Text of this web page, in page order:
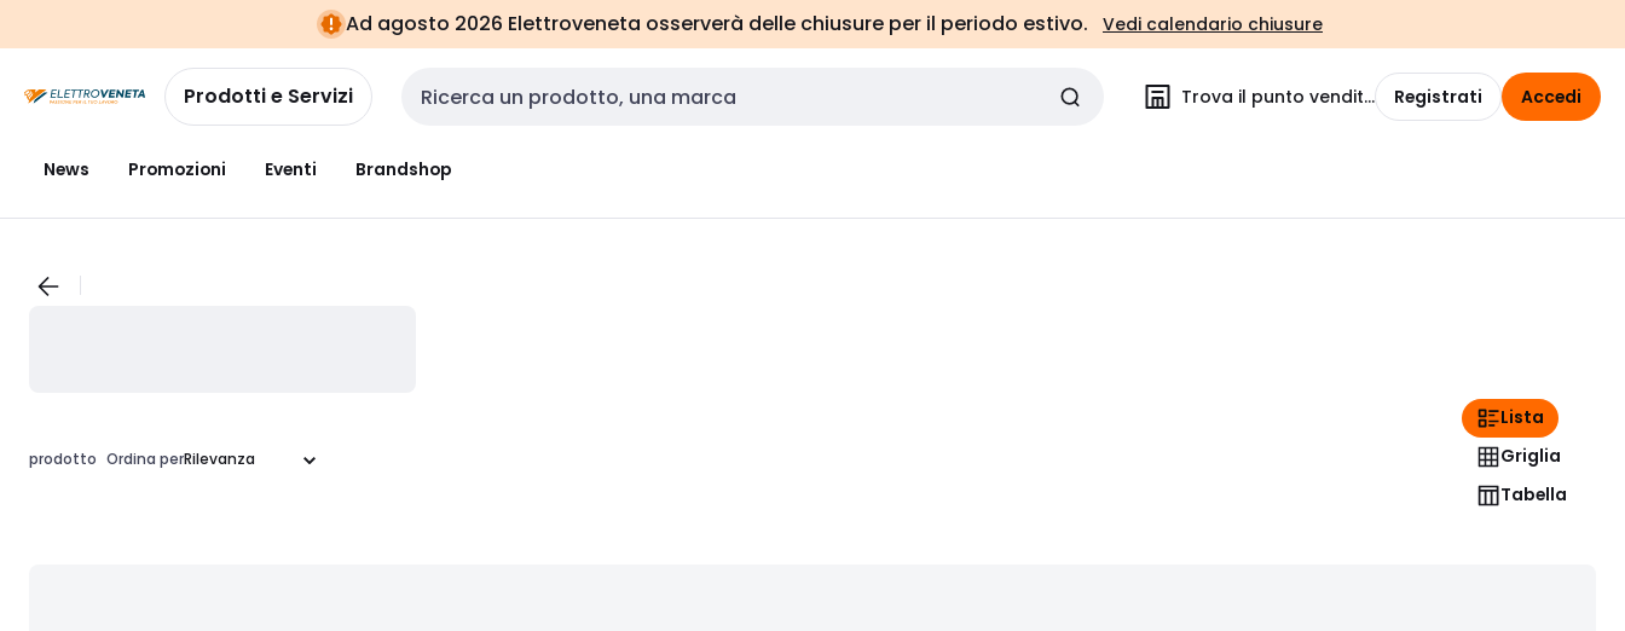
navigazionealla
pagina
Ad agosto 2026 Elettroveneta osserverà delle chiusure per il periodo estivo. Vedi calendario chiusure
Prodotti e Servizi Cerca input Trova il punto vendita Registrati Accedi
News Promozioni Eventi Brandshop
prodotto Ordina per
Lista
Griglia
Tabella